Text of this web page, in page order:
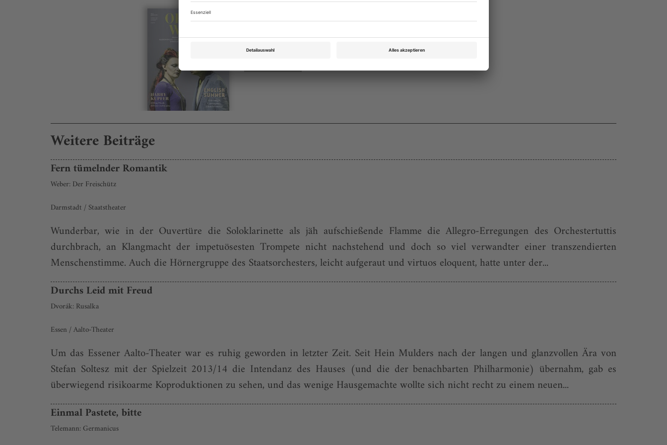
Rubrik: Im Focus, Seite 6
von Heinz W. Koch
Weitere Beiträge
Fern tümelnder Romantik
Weber: Der Freischütz
Darmstadt / Staatstheater
Wunderbar, wie in der Ouvertüre die Soloklarinette als jäh aufschießende Flamme die Allegro-Erregungen des Orchestertuttis
durchbrach, an Klangmacht der impetuösesten Trompete nicht nachstehend und doch so viel verwandter einer transzendierten
Menschenstimme. Auch die Hörnergruppe des Staatsorchesters, leicht aufgeraut und virtuos eloquent, hatte unter der...
Durchs Leid mit Freud
Dvorák: Rusalka
Essen / Aalto-Theater
Um das Essener Aalto-Theater war es ruhig geworden in letzter Zeit. Seit Hein Mulders nach der langen und glanzvollen Ära von
Stefan Soltesz mit der Spielzeit 2013/14 die Intendanz des Hauses (und die der benachbarten Philharmonie) übernahm, gab es
überwiegend risikoarme Koproduktionen zu sehen, und das wenige Hausgemachte wollte sich nicht recht zu einem neuen...
Einmal Pastete, bitte
Telemann: Germanicus